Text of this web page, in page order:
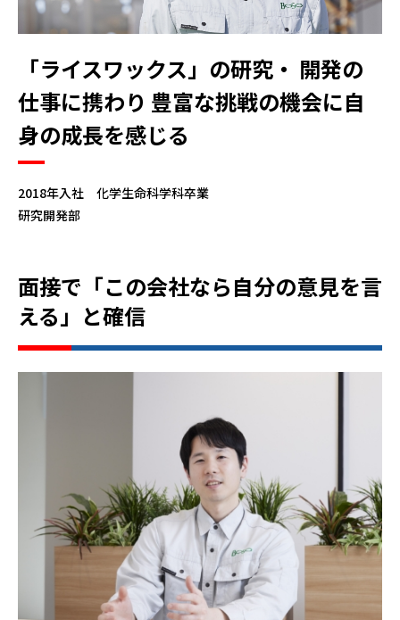
「ライスワックス」の研究・ 開発の
仕事に携わり 豊富な挑戦の機会に自
身の成長を感じる
2018年入社 化学生命科学科卒業
研究開発部
面接で「この会社なら自分の意見を言
える」と確信